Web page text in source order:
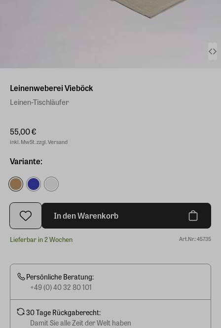
Leinenweberei Vieböck
Leinen-Tischläufer
55,00 €
inkl. MwSt. zzgl. Versand
Variante:
In den Warenkorb
Lieferbar in 2 Wochen Art.Nr.: 45735
Persönliche Beratung:
+49 (0) 40 32 80 101
30 Tage Rückgaberecht:
Damit Sie alle Zeit der Welt haben